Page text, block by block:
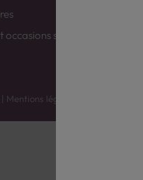
spéciales
| Mentions légales